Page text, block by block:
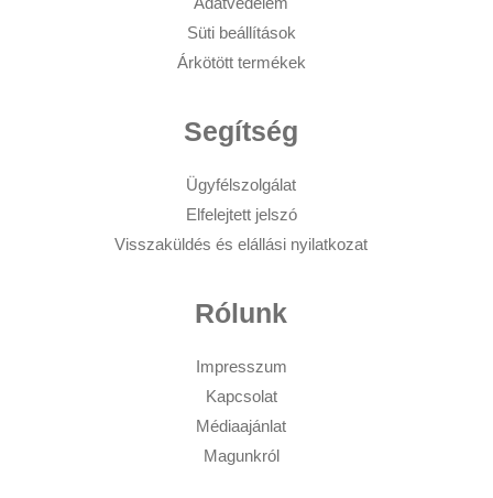
Süti beállítások
Árkötött termékek
Segítség
Ügyfélszolgálat
Elfelejtett jelszó
Visszaküldés és elállási nyilatkozat
Rólunk
Impresszum
Kapcsolat
Médiaajánlat
Magunkról